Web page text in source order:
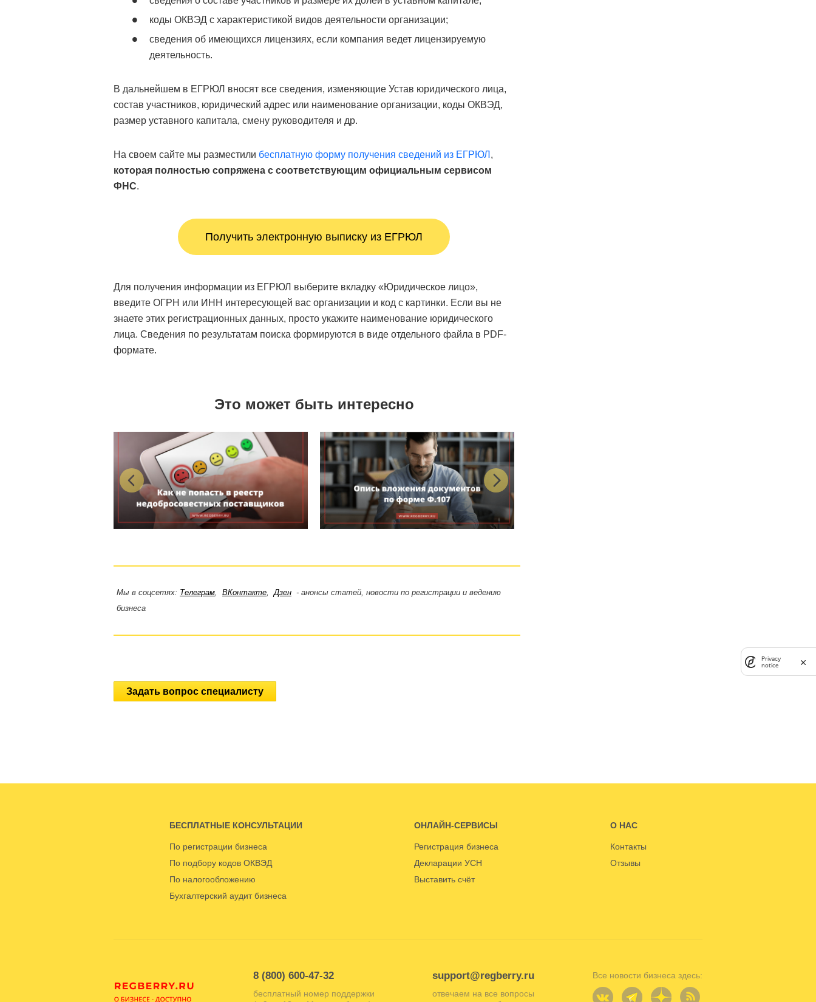
коды ОКВЭД с характеристикой видов деятельности организации;
сведения об имеющихся лицензиях, если компания ведет лицензируемую
деятельность.
В дальнейшем в ЕГРЮЛ вносят все сведения, изменяющие Устав юридического лица,
состав участников, юридический адрес или наименование организации, коды ОКВЭД,
размер уставного капитала, смену руководителя и др.
На своем сайте мы разместили бесплатную форму получения сведений из ЕГРЮЛ ,
которая полностью сопряжена с соответствующим официальным сервисом
ФНС.
Получить электронную выписку из ЕГРЮЛ
Для получения информации из ЕГРЮЛ выберите вкладку «Юридическое лицо»,
введите ОГРН или ИНН интересующей вас организации и код с картинки. Если вы не
знаете этих регистрационных данных, просто укажите наименование юридического
лица. Сведения по результатам поиска формируются в виде отдельного файла в PDF-
формате.
Это может быть интересно
Мы в соцсетях: Телеграм, ВКонтакте,Дзен - анонсы статей, новости по регистрации и ведению
бизнеса
Задать вопрос специалисту
БЕСПЛАТНЫЕ КОНСУЛЬТАЦИИ
По регистрации бизнеса
По подбору кодов ОКВЭД
По налогообложению
Бухгалтерский аудит бизнеса
ОНЛАЙН-СЕРВИСЫ
Регистрация бизнеса
Декларации УСН
Выставить счёт
О НАС
Контакты
Отзывы
8 (800) 600-47-32
бесплатный номер поддержки
support@regberry.ru
отвечаем на все вопросы
Все новости бизнеса здесь:
Privacy
notice